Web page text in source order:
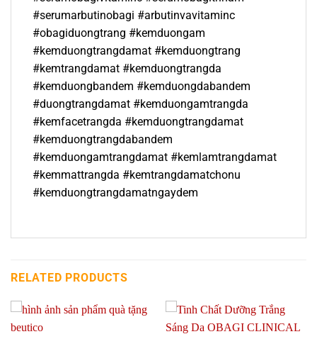
#serumarbutinobagi #arbutinvavitaminc
#obagiduongtrang #kemduongam
#kemduongtrangdamat #kemduongtrang
#kemtrangdamat #kemduongtrangda
#kemduongbandem #kemduongdabandem
#duongtrangdamat #kemduongamtrangda
#kemfacetrangda #kemduongtrangdamat
#kemduongtrangdabandem
#kemduongamtrangdamat #kemlamtrangdamat
#kemmattrangda #kemtrangdamatchonu
#kemduongtrangdamatngaydem
RELATED PRODUCTS